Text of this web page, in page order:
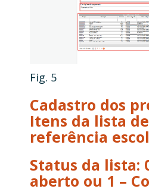
Fig. 5
Cadastro dos
Itens da lista
referência
Status da lista:
aberto ou 1 –